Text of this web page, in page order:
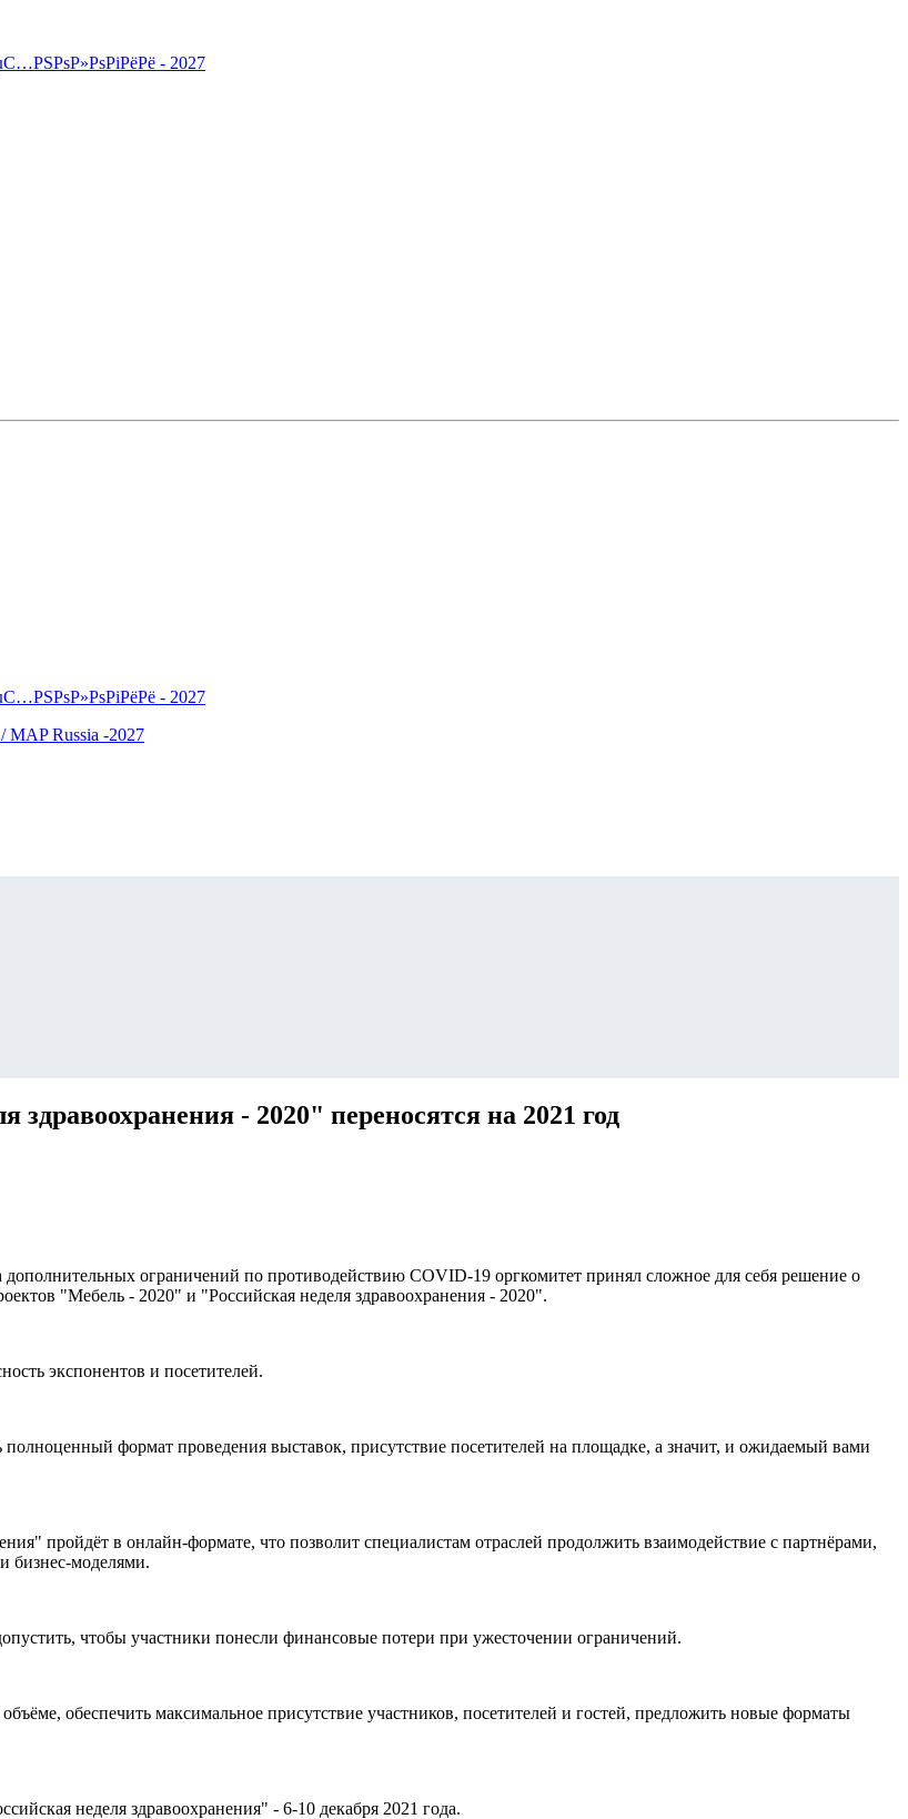
- 2020" переносятся на 2021 год
дополнительных ограничений по противодействию COVID-19 оргкомитет принял сложное для себя решение о
"Мебель - 2020" и "Российская неделя здравоохранения - 2020".
экспонентов и посетителей.
формат проведения выставок, присутствие посетителей на площадке, а значит, и ожидаемый вами
пройдёт в онлайн-формате, что позволит специалистам отраслей продолжить взаимодействие с партнёрами,
бизнес-моделями.
чтобы участники понесли финансовые потери при ужесточении ограничений.
обеспечить максимальное присутствие участников, посетителей и гостей, предложить новые форматы
неделя здравоохранения" - 6-10 декабря 2021 года.